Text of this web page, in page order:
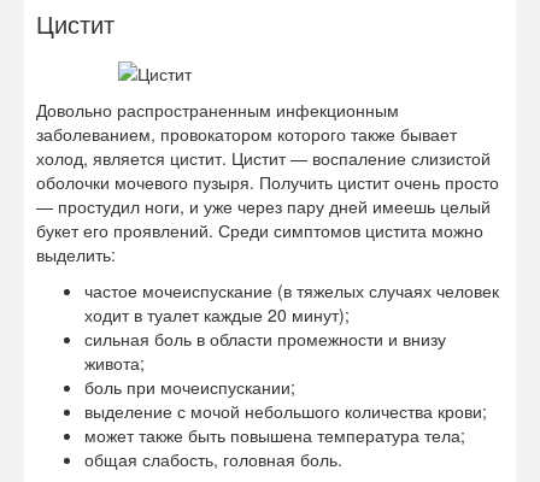
Цистит
Довольно распространенным инфекционным
заболеванием, провокатором которого также бывает
холод, является цистит. Цистит — воспаление слизистой
оболочки мочевого пузыря. Получить цистит очень просто
— простудил ноги, и уже через пару дней имеешь целый
букет его проявлений. Среди симптомов цистита можно
выделить:
частое мочеиспускание (в тяжелых случаях человек
ходит в туалет каждые 20 минут);
сильная боль в области промежности и внизу
живота;
боль при мочеиспускании;
выделение с мочой небольшого количества крови;
может также быть повышена температура тела;
общая слабость, головная боль.